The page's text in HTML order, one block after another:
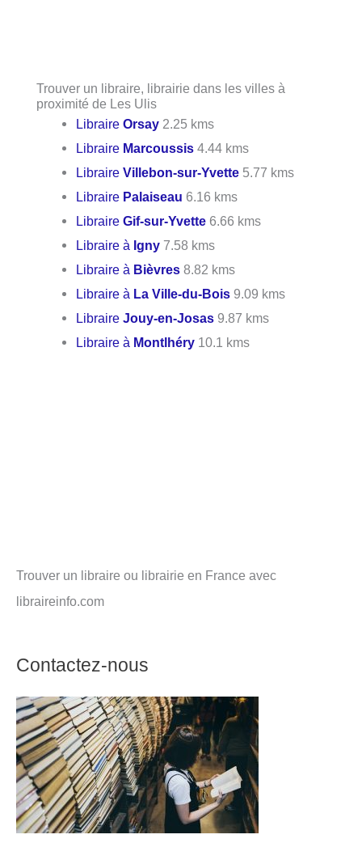
Trouver un libraire, librairie dans les villes à
proximité de Les Ulis
LibraireOrsay 2.25 kms
Libraire Marcoussis 4.44 kms
LibraireVillebon-sur-Yvette 5.77 kms
Libraire Palaiseau 6.16 kms
LibraireGif-sur-Yvette 6.66 kms
Libraire à Igny 7.58 kms
Libraire à Bièvres 8.82 kms
Libraire à La Ville-du-Bois 9.09 kms
LibraireJouy-en-Josas 9.87 kms
Libraire à Montlhéry 10.1 kms
Trouver un libraire ou librairie en France avec
libraireinfo.com
Contactez-nous